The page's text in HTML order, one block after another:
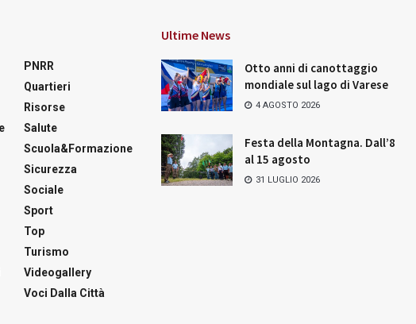
PNRR
Quartieri
Risorse
Salute
Scuola&Formazione
Sicurezza
Sociale
Sport
Top
Turismo
Videogallery
Voci Dalla Città
Ultime News
Otto anni di canottaggio
mondiale sul lago di Varese
4 AGOSTO 2026
Festa della Montagna. Dall’8
al 15 agosto
31 LUGLIO 2026